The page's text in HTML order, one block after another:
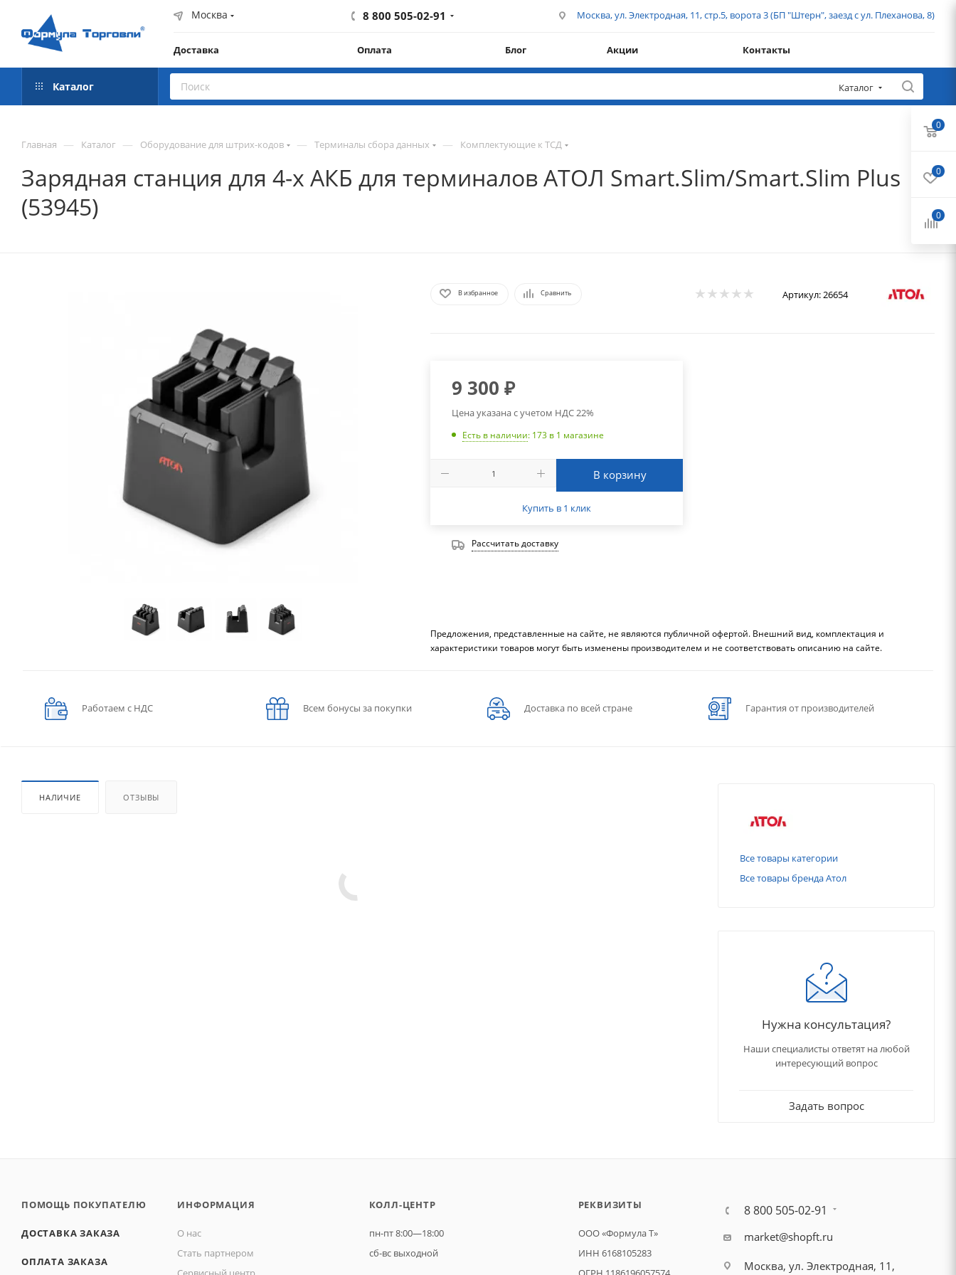
Москва 8 800 505-02-91 Москва, ул. Электродная, 11, стр.5, ворота 3 (БП "Штерн", заезд с ул. Плеханова, 8)
Доставка Оплата Блог Акции Контакты
Каталог Каталог
Главная — Каталог — Оборудование для штрих-кодов — Терминалы сбора данных — Комплектующие к ТСД
Зарядная станция для 4-х АКБ для терминалов АТОЛ Smart.Slim/Smart.Slim Plus
(53945)
В избранное Сравнить Артикул:26654
9 300 ₽
Цена указана с учетом НДС 22%
Есть в наличии: 173 в 1 магазине
В корзину
Купить в 1 клик
Рассчитать доставку
Предложения, представленные на сайте, не являются публичной офертой. Внешний вид, комплектация и
характеристики товаров могут быть изменены производителем и не соответствовать описанию на сайте.
Работаем с НДС Всем бонусы за покупки Доставка по всей стране Гарантия от производителей
НАЛИЧИЕ ОТЗЫВЫ
Все товары категории
Все товары бренда Атол
Нужна консультация?
Наши специалисты ответят на любой
интересующий вопрос
Задать вопрос
ПОМОЩЬ ПОКУПАТЕЛЮ
ДОСТАВКА ЗАКАЗА
ОПЛАТА ЗАКАЗА
ИНФОРМАЦИЯ
О нас
Стать партнером
КОЛЛ-ЦЕНТР
пн-пт 8:00—18:00
сб-вс выходной
РЕКВИЗИТЫ
ООО «Формула Т»
ИНН 6168105283
8 800 505-02-91
market@shopft.ru
Москва, ул. Электродная, 11,
0
0
0